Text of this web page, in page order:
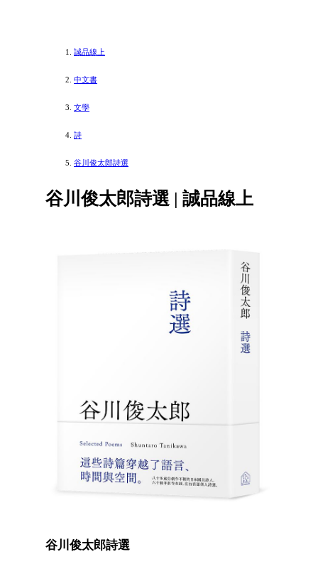
誠品線上
中文書
文學
詩
谷川俊太郎詩選
谷川俊太郎詩選 | 誠品線上
谷川俊太郎詩選